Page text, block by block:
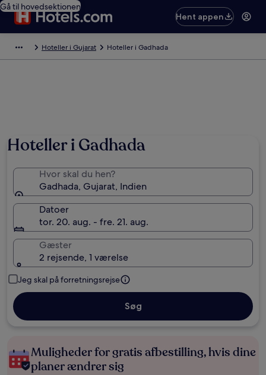
Gå til hovedsektionen
Hent appen
Hoteller i Gujarat Hoteller i Gadhada
Hoteller i Gadhada
Hvor skal du hen?
Gadhada, Gujarat, Indien
Datoer
tor. 20. aug. - fre. 21. aug.
Gæster
2 rejsende, 1 værelse
Jeg skal på forretningsrejse
Søg
Muligheder for gratis afbestilling, hvis dine
planer ændrer sig